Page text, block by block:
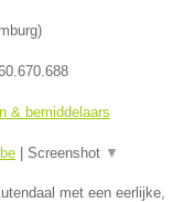
)
& bemiddelaars
| Screenshot ▼
met een eerlijke,